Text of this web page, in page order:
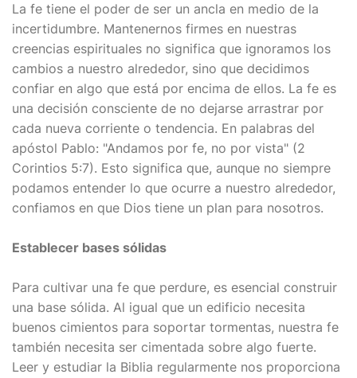
La fe tiene el poder de ser un ancla en medio de la
incertidumbre. Mantenernos firmes en nuestras
creencias espirituales no significa que ignoramos los
cambios a nuestro alrededor, sino que decidimos
confiar en algo que está por encima de ellos. La fe es
una decisión consciente de no dejarse arrastrar por
cada nueva corriente o tendencia. En palabras del
apóstol Pablo: "Andamos por fe, no por vista" (2
Corintios 5:7). Esto significa que, aunque no siempre
podamos entender lo que ocurre a nuestro alrededor,
confiamos en que Dios tiene un plan para nosotros.
Establecer bases sólidas
Para cultivar una fe que perdure, es esencial construir
una base sólida. Al igual que un edificio necesita
buenos cimientos para soportar tormentas, nuestra fe
también necesita ser cimentada sobre algo fuerte.
Leer y estudiar la Biblia regularmente nos proporciona